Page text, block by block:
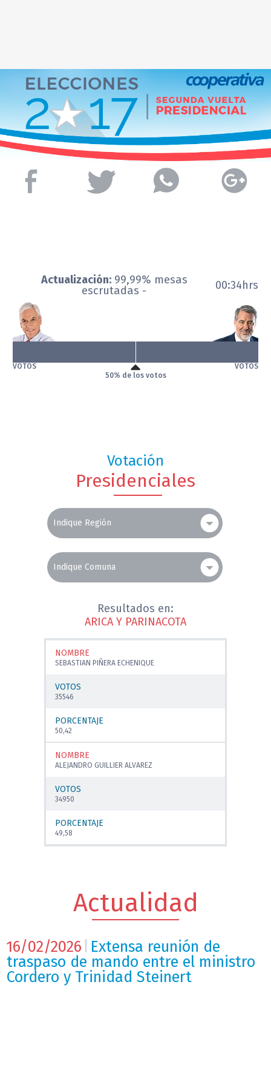
Actualización: 99,99% mesas
escrutadas -
00:34hrs
50% de los votos
VOTOS VOTOS
Votación
Presidenciales
Resultados en:
ARICA Y PARINACOTA
NOMBRE
SEBASTIAN PIÑERA ECHENIQUE
VOTOS
35546
PORCENTAJE
50,42
NOMBRE
ALEJANDRO GUILLIER ALVAREZ
VOTOS
34950
PORCENTAJE
49,58
Actualidad
16/02/2026 Extensa reunión de
traspaso de mando entre el ministro
Cordero y Trinidad Steinert